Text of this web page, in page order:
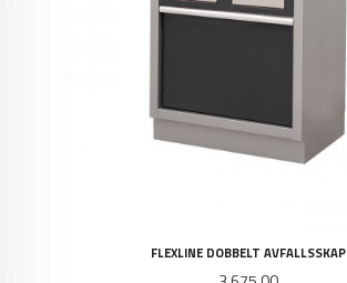
FLEXLINE DOBBELT AVFALLSSKAP